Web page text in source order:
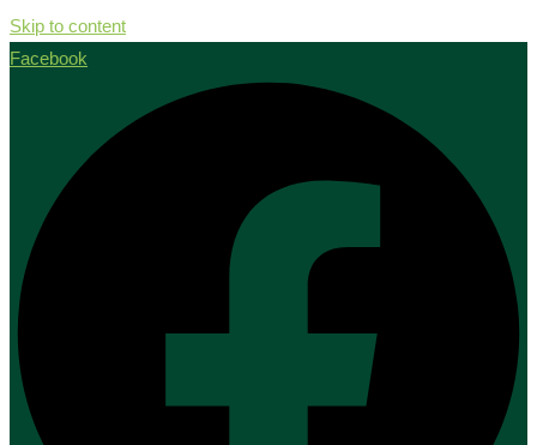
Skip to content
Facebook